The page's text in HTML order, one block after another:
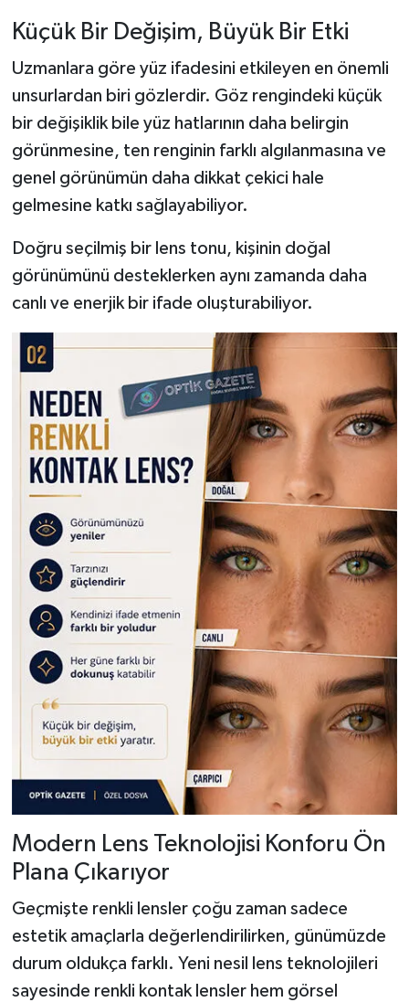
Küçük Bir Değişim, Büyük Bir Etki
Uzmanlara göre yüz ifadesini etkileyen en önemli
unsurlardan biri gözlerdir. Göz rengindeki küçük
bir değişiklik bile yüz hatlarının daha belirgin
görünmesine, ten renginin farklı algılanmasına ve
genel görünümün daha dikkat çekici hale
gelmesine katkı sağlayabiliyor.
Doğru seçilmiş bir lens tonu, kişinin doğal
görünümünü desteklerken aynı zamanda daha
canlı ve enerjik bir ifade oluşturabiliyor.
Modern Lens Teknolojisi Konforu Ön
Plana Çıkarıyor
Geçmişte renkli lensler çoğu zaman sadece
estetik amaçlarla değerlendirilirken, günümüzde
durum oldukça farklı. Yeni nesil lens teknolojileri
sayesinde renkli kontak lensler hem görsel